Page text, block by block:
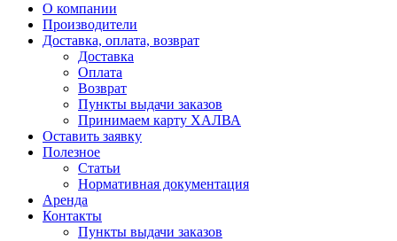
О компании
Производители
Доставка, оплата, возврат
Доставка
Оплата
Возврат
Пункты выдачи заказов
Принимаем карту ХАЛВА
Оставить заявку
Полезное
Статьи
Нормативная документация
Аренда
Контакты
Пункты выдачи заказов